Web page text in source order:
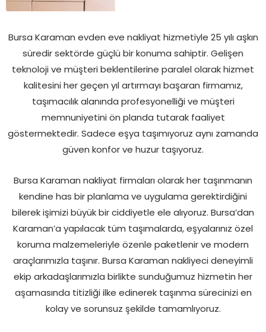
Bursa Karaman evden eve nakliyat hizmetiyle 25 yılı aşkın
süredir sektörde güçlü bir konuma sahiptir. Gelişen
teknoloji ve müşteri beklentilerine paralel olarak hizmet
kalitesini her geçen yıl artırmayı başaran firmamız,
taşımacılık alanında profesyonelliği ve müşteri
memnuniyetini ön planda tutarak faaliyet
göstermektedir. Sadece eşya taşımıyoruz aynı zamanda
güven konfor ve huzur taşıyoruz.
Bursa Karaman nakliyat firmaları olarak her taşınmanın
kendine has bir planlama ve uygulama gerektirdiğini
bilerek işimizi büyük bir ciddiyetle ele alıyoruz. Bursa’dan
Karaman’a yapılacak tüm taşımalarda, eşyalarınız özel
koruma malzemeleriyle özenle paketlenir ve modern
araçlarımızla taşınır. Bursa Karaman nakliyeci deneyimli
ekip arkadaşlarımızla birlikte sunduğumuz hizmetin her
aşamasında titizliği ilke edinerek taşınma sürecinizi en
kolay ve sorunsuz şekilde tamamlıyoruz.